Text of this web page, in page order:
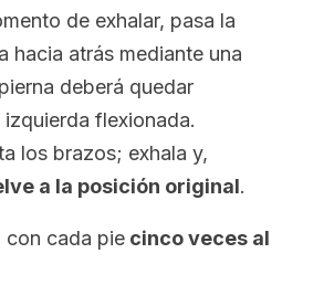
de exhalar, pasa la
hacia atrás mediante una
deberá quedar
flexionada.
los brazos; exhala y,
a la posición original.
con cada pie cinco veces al